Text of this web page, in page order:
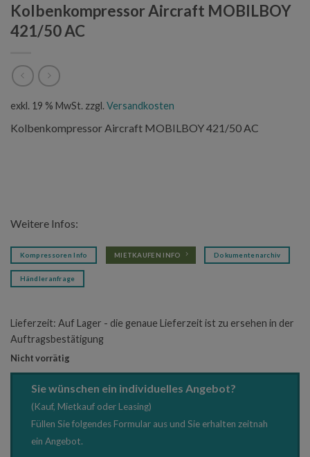
Kolbenkompressor Aircraft MOBILBOY
421/50 AC
exkl. 19 % MwSt. zzgl. Versandkosten
Kolbenkompressor Aircraft MOBILBOY 421/50 AC
Weitere Infos:
Kompressoren Info MIETKAUFEN INFO Dokumentenarchiv
Händleranfrage
Lieferzeit: Auf Lager - die genaue Lieferzeit ist zu ersehen in der
Auftragsbestätigung
Nicht vorrätig
Sie wünschen ein individuelles Angebot?
(Kauf, Mietkauf oder Leasing)
Füllen Sie folgendes Formular aus und Sie erhalten zeitnah
ein Angebot.